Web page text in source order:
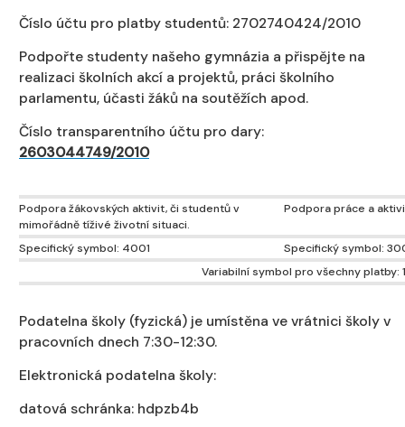
Číslo účtu pro platby studentů: 2702740424/2010
Podpořte studenty našeho gymnázia a přispějte na
realizaci školních akcí a projektů, práci školního
parlamentu, účasti žáků na soutěžích apod.
Číslo transparentního účtu pro dary:
2603044749/2010
Podpora žákovských aktivit, či studentů v
mimořádně tíživé životní situaci.
Podpora práce a
Specifický symbol: 4001
Specifický symbol:
Variabilní symbol pro všechny platby:
Podatelna školy (fyzická) je umístěna ve vrátnici školy v
pracovních dnech 7:30-12:30.
Elektronická podatelna školy:
datová schránka: hdpzb4b